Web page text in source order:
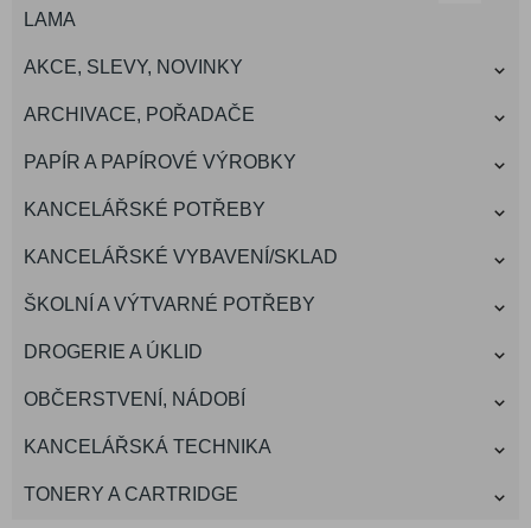
LAMA
AKCE, SLEVY, NOVINKY
ARCHIVACE, POŘADAČE
PAPÍR A PAPÍROVÉ VÝROBKY
KANCELÁŘSKÉ POTŘEBY
KANCELÁŘSKÉ VYBAVENÍ/SKLAD
ŠKOLNÍ A VÝTVARNÉ POTŘEBY
DROGERIE A ÚKLID
OBČERSTVENÍ, NÁDOBÍ
KANCELÁŘSKÁ TECHNIKA
TONERY A CARTRIDGE